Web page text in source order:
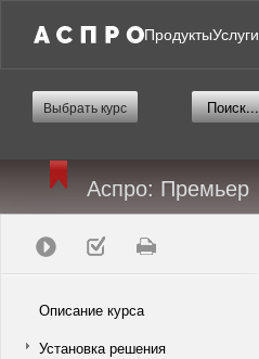
ПродуктыУслуги
Выбрать курс
Аспро: Премьер
Описание курса
Установка решения